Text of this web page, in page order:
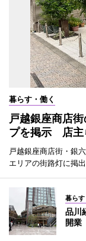
暮らす・働く
戸越銀座商店
プを掲示 店主
戸越銀座商店街・銀
エリアの街路灯に掲出
暮らす
品川
開業